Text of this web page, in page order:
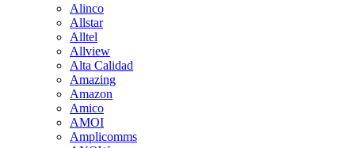
Alinco
Allstar
Alltel
Allview
Alta Calidad
Amazing
Amazon
Amico
AMOI
Amplicomms